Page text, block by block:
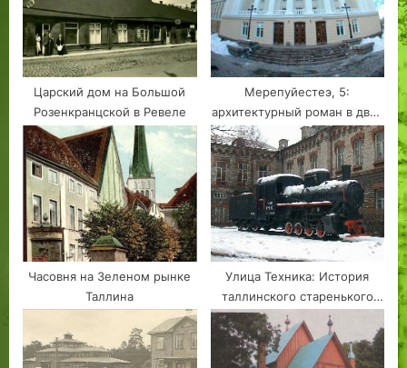
Царский дом на Большой
Розенкранцской в Ревеле
Мерепуйестеэ, 5:
архитектурный роман в двух
частях: как готовились к
юбилею РКЦ, 10 лет тому
назад
Часовня на Зеленом рынке
Таллина
Улица Техника: История
таллинского старенького
паровозика…